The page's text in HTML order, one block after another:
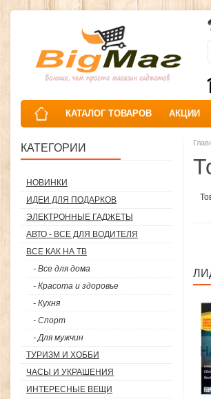
КАТАЛОГ ТОВАРОВ АКЦИИ
КАТЕГОРИИ
НОВИНКИ
ИДЕИ ДЛЯ ПОДАРКОВ
ЭЛЕКТРОННЫЕ ГАДЖЕТЫ
АВТО - ВСЕ ДЛЯ ВОДИТЕЛЯ
ВСЕ КАК НА ТВ
- Все для дома
- Красота и здоровье
- Кухня
- Спорт
- Для мужчин
ТУРИЗМ И ХОББИ
ЧАСЫ И УКРАШЕНИЯ
ИНТЕРЕСНЫЕ ВЕЩИ